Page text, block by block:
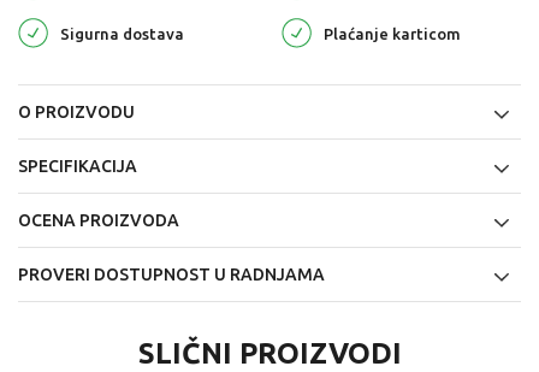
Sigurna dostava Plaćanje karticom
O PROIZVODU
SPECIFIKACIJA
OCENA PROIZVODA
PROVERI DOSTUPNOST U RADNJAMA
SLIČNI PROIZVODI